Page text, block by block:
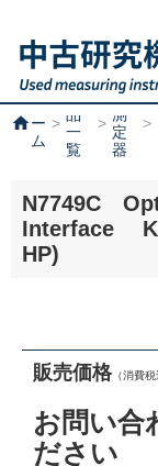
home
ホ
ー
ム
品
一
覧
光
測
定
器
N7749C
Interface
HP)
販売価格（消費税
お問い合
ださい